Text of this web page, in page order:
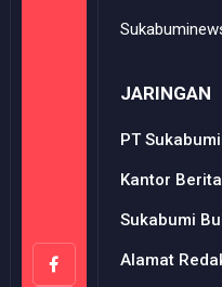
JARINGAN
PT
Kantor
Sukabumi
Alamat